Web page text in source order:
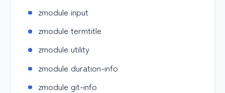
zmodule input
zmodule termtitle
zmodule utility
zmodule duration-info
zmodule git-info